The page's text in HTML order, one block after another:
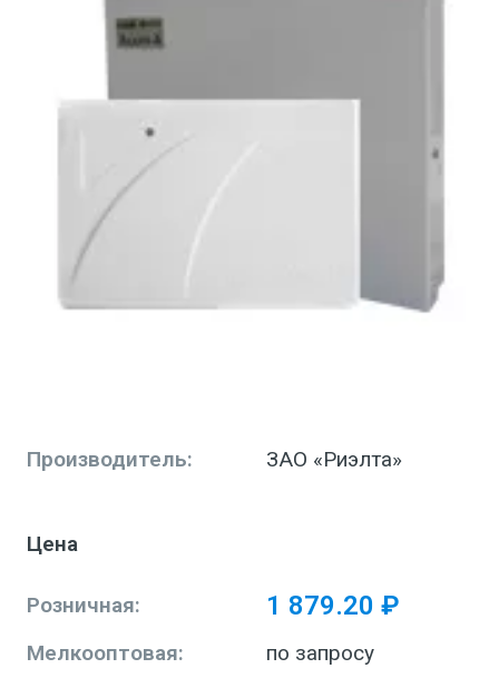
Производитель: ЗАО «Риэлта»
Цена
Розничная: 1 879.20 ₽
Мелкооптовая:
по запросу